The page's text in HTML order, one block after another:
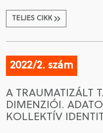
TELJES CIKK
2022/2. szám
A TRAUMATIZÁLT
DIMENZIÓI.
KOLLEKTÍV